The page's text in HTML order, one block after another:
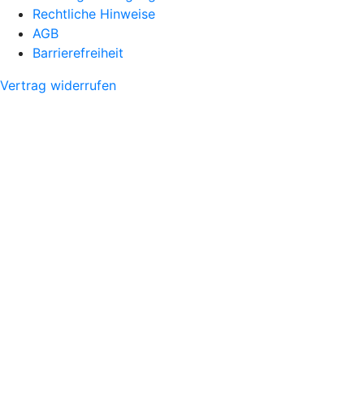
Rechtliche Hinweise
AGB
Barrierefreiheit
Vertrag widerrufen